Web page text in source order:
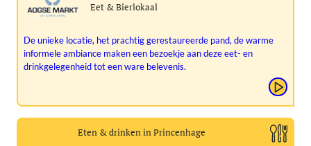
Eet & Bierlokaal
De unieke locatie, het prachtig gerestaureerde pand, de warme
informele ambiance maken een bezoekje aan deze eet- en
drinkgelegenheid tot een ware belevenis.
Eten & drinken in Princenhage